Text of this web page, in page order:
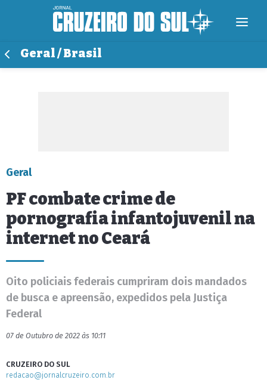
Geral / Brasil
Geral
PF combate crime de
pornografia infantojuvenil na
internet no Ceará
Oito policiais federais cumpriram dois mandados
de busca e apreensão, expedidos pela Justiça
Federal
07 de Outubro de 2022 às 10:11
CRUZEIRO DO SUL
redacao@jornalcruzeiro.com.br